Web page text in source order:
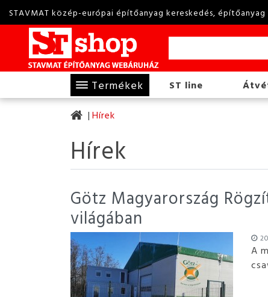
STAVMAT közép-európai építőanyag kereskedés,
Termékek ST line
Hírek
Hírek
Götz Magyarország
világában
A